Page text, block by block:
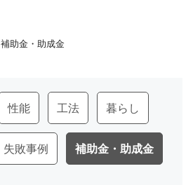
補助金・助成金
性能 工法 暮らし
失敗事例 補助金・助成金